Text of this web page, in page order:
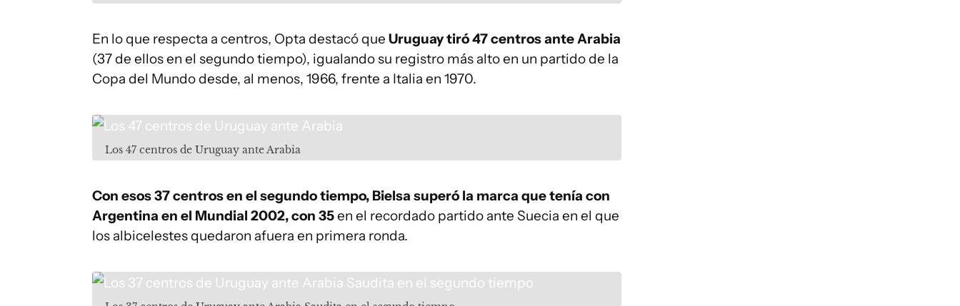
En lo que respecta a centros, Opta destacó que Uruguay tiró 47 centros ante Arabia
(37 de ellos en el segundo tiempo), igualando su registro más alto en un partido de la
Copa del Mundo desde, al menos, 1966, frente a Italia en 1970.
Los 47 centros de Uruguay ante Arabia
Con esos 37 centros en el segundo tiempo, Bielsa superó la marca que tenía con
Argentina en el Mundial 2002, con 35en el recordado partido ante Suecia en el que
los albicelestes quedaron afuera en primera ronda.